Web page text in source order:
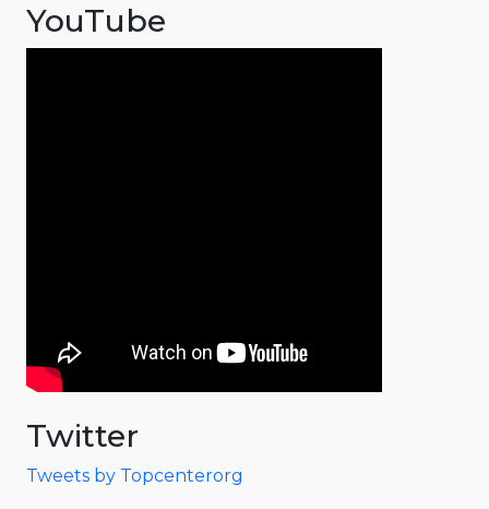
YouTube
Twitter
Tweets by Topcenterorg